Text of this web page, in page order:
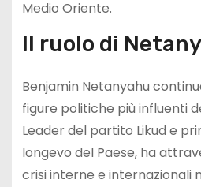
Medio Oriente.
Il ruolo di
Benjamin Netanyahu
figure politiche più influenti
Leader del partito Likud e
longevo del Paese, ha
crisi interne e internazionali